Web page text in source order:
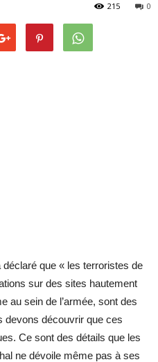
0
215
que « les terroristes de
sur des sites hautement
au sein de l’armée, sont des
devons découvrir que ces
Ce sont des détails que les
ne dévoile même pas à ses